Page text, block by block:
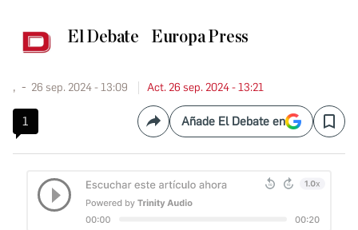
El Debate Europa Press
, 26 sep. 2024 - 13:09 Act. 26 sep. 2024 - 13:21
1 CompartirAñade El Debate en Save